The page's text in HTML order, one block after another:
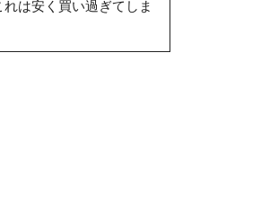
は安く買い過ぎてしま